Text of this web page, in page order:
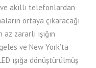
akıllı telefonlardan
ortaya çıkaracağı
zararlı ışığın
ve New York’ta
ışığa dönüştürülmüş